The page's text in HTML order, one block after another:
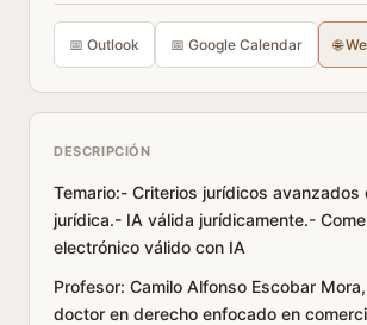
📅 Outlook 📅 Google Calendar 🌐
DESCRIPCIÓN
Temario:- Criterios jurídicos avanzados
jurídica.- IA válida jurídicamente.-
electrónico válido con IA
Profesor: Camilo Alfonso Escobar
doctor en derecho enfocado en